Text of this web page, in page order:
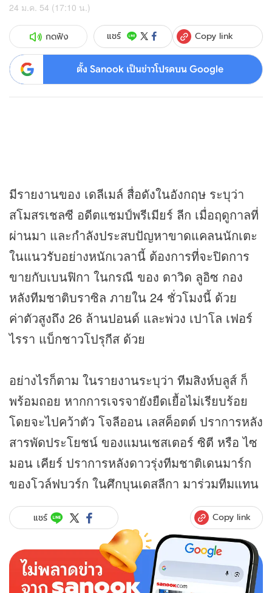
24 ม.ค. 54 (17:10 น.)
กดฟัง แชร์ Copy link
ตั้ง Sanook เป็นข่าวโปรดบน Google
มีรายงานของ เดลีเมล์ สื่อดังในอังกฤษ ระบุว่า
สโมสรเชลซี อดีตแชมป์พรีเมียร์ ลีก เมื่อฤดูกาลที่
ผ่านมา และกำลังประสบปัญหาขาดแคลนนักเตะ
ในแนวรับอย่างหนักเวลานี้ ต้องการที่จะปิดการ
ขายกับเบนฟิกา ในกรณี ของ ดาวิด ลูอิซ กอง
หลังทีมชาติบราซิล ภายใน 24 ชั่วโมงนี้ ด้วย
ค่าตัวสูงถึง 26 ล้านปอนด์ และพ่วง เปาโล เฟอร์
ไรรา แบ็กชาวโปรุกีส ด้วย
อย่างไรก็ตาม ในรายงานระบุว่า ทีมสิงห์บลูส์ ก็
พร้อมถอย หากการเจรจายังยืดเยื้อไม่เรียบร้อย
โดยจะไปคว้าตัว โจลีออน เลสค็อตต์ ปราการหลัง
สารพัดประโยชน์ ของแมนเชสเตอร์ ซิตี หรือ ไซ
มอน เคียร์ ปราการหลังดาวรุ่งทีมชาติเดนมาร์ก
ของโวล์ฟบวร์ก ในศึกบุนเดสลีกา มาร่วมทีมแทน
แชร์ Copy link